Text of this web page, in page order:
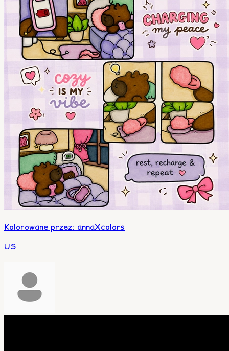
Kolorowane przez: annaXcolors
US